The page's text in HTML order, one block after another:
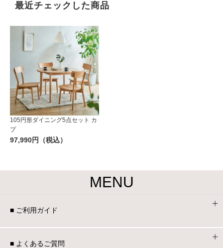
最近チェックした商品
105円形ダイニング5点セット カ
プ
97,990円（税込）
MENU
■ ご利用ガイド
■ よくあるご質問